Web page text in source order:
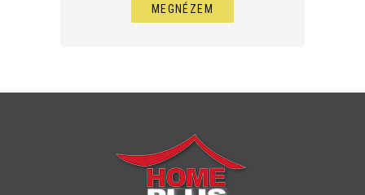
MEGNÉZEM